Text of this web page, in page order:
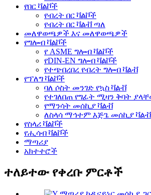
የበር ቫልቮች
የብረት በር ቫልቮች
የብረት በር ቫልቭ ጣለ
መለዋወጫዎች እና መለዋወጫዎች
የግሎብ ቫልቮች
የ ASME ግሎብ ቫልቮች
የDIN-EN ግሎብ ቫልቮች
የተጭበረበረ የብረት ግሎብ ቫልቭ
የፕለግ ቫልቮች
ባለ ሶስት መንገድ የኳስ ቫልቭ
የተገለበጠ የግፊት ሚዛን ቅባት
የማንሳት መሰኪያ ቫልቭ
ለስላሳ ማኅተም እጅጌ መሰኪያ ቫልቭ
የስላሪ ቫልቮች
የሒሳብ ቫልቮች
ማጣሪያ
አክተተሮች
ተለይተው የቀረቡ ምርቶች